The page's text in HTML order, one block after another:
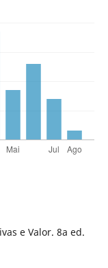
e Valor. 8a ed.